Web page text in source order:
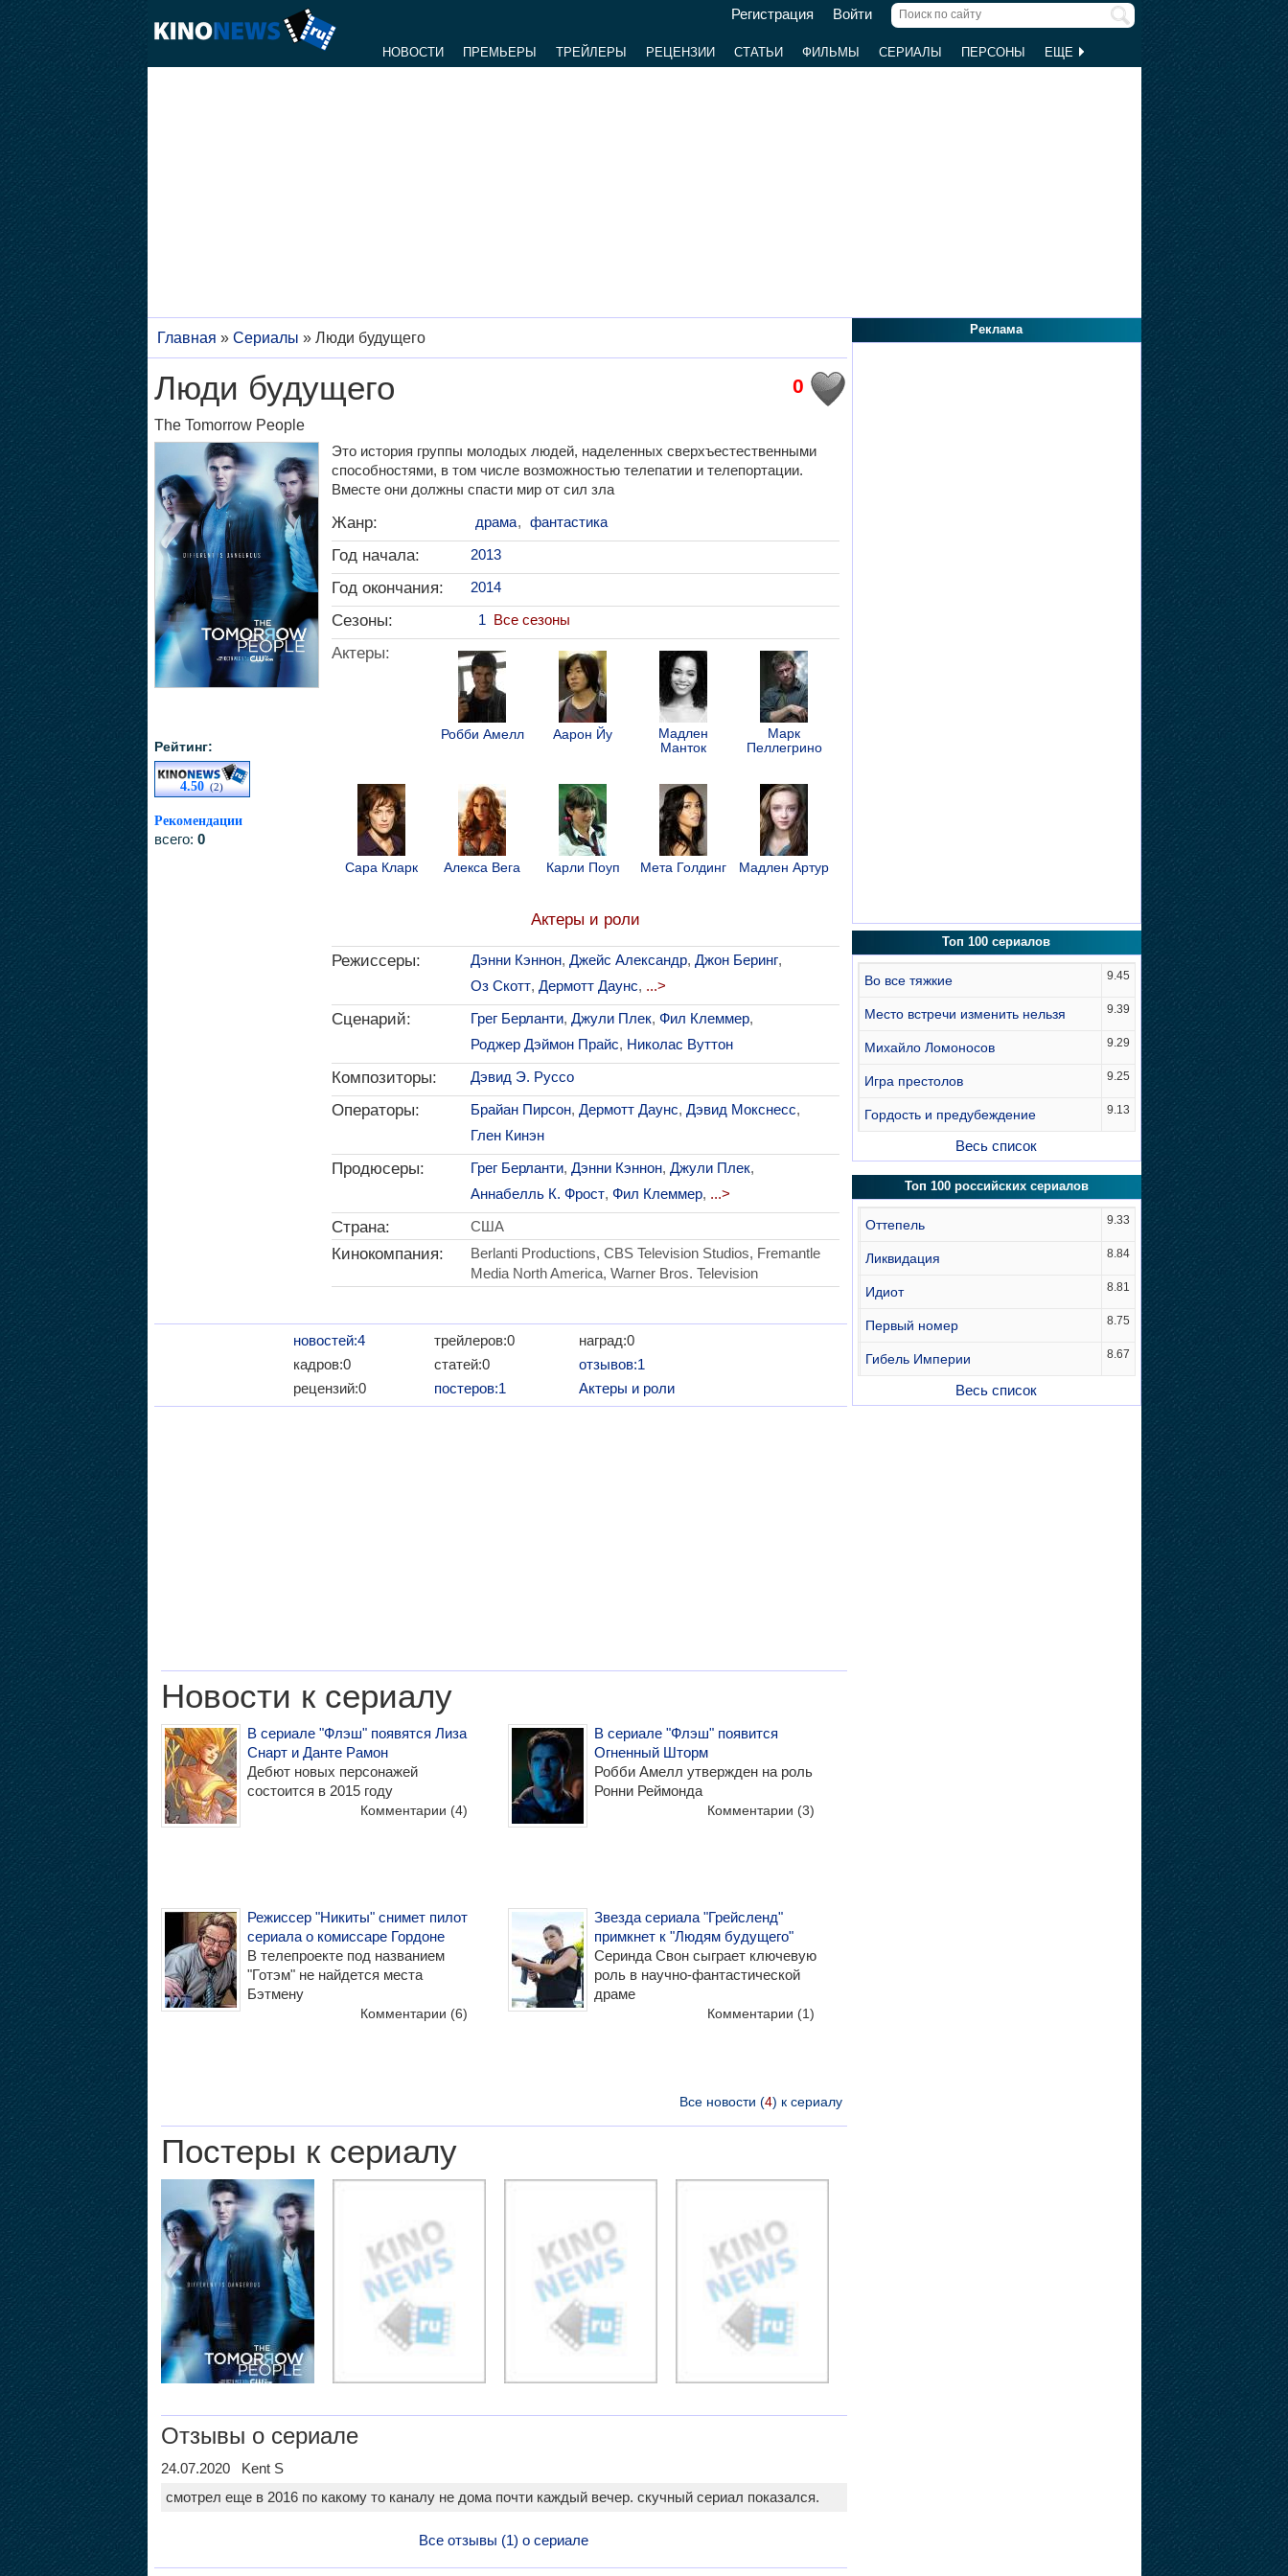
Регистрация Войти
НОВОСТИ ПРЕМЬЕРЫ ТРЕЙЛЕРЫ РЕЦЕНЗИИ СТАТЬИ ФИЛЬМЫ СЕРИАЛЫ ПЕРСОНЫ ЕЩЕ
Главная » Сериалы » Люди будущего
0
Люди будущего
The Tomorrow People
Рейтинг:
4.50 (2)
Рекомендации
всего: 0
Это история группы молодых людей, наделенных сверхъестественными
способностями, в том числе возможностью телепатии и телепортации.
Вместе они должны спасти мир от сил зла
Жанр: драма, фантастика
Год начала: 2013
Год окончания: 2014
Сезоны: 1 Все сезоны
Актеры:
Робби Амелл Аарон Йу
Мадлен
Манток
Марк
Пеллегрино
Сара Кларк Алекса Вега Карли Поуп Мета Голдинг Мадлен Артур
Актеры и роли
Режиссеры: Дэнни Кэннон, Джейс Александр, Джон Беринг,
Оз Скотт, Дермотт Даунс, ...>
Сценарий: Грег Берланти, Джули Плек, Фил Клеммер,
Роджер Дэймон Прайс, Николас Вуттон
Композиторы: Дэвид Э. Руссо
Операторы: Брайан Пирсон, Дермотт Даунс, Дэвид Мокснесс,
Глен Кинэн
Продюсеры: Грег Берланти, Дэнни Кэннон, Джули Плек,
Аннабелль К. Фрост, Фил Клеммер, ...>
Страна: США
Кинокомпания:
Berlanti Productions, CBS Television Studios, Fremantle
Media North America, Warner Bros. Television
новостей:4
кадров:0
рецензий:0
трейлеров:0
статей:0
постеров:1
наград:0
отзывов:1
Актеры и роли
Новости к сериалу
В сериале "Флэш" появятся Лиза
Снарт и Данте Рамон
Дебют новых персонажей
состоится в 2015 году
Комментарии (4)
В сериале "Флэш" появится
Огненный Шторм
Робби Амелл утвержден на роль
Ронни Реймонда
Комментарии (3)
Режиссер "Никиты" снимет пилот
сериала о комиссаре Гордоне
В телепроекте под названием
"Готэм" не найдется места
Бэтмену
Комментарии (6)
Звезда сериала "Грейсленд"
примкнет к "Людям будущего"
Серинда Свон сыграет ключевую
роль в научно-фантастической
драме
Комментарии (1)
Все новости (4) к сериалу
Постеры к сериалу
Отзывы о сериале
24.07.2020 Kent S
смотрел еще в 2016 по какому то каналу не дома почти каждый вечер. скучный сериал показался.
Все отзывы (1) о сериале
Реклама
Топ 100 сериалов
Во все тяжкие 9.45
Место встречи изменить нельзя 9.39
Михайло Ломоносов 9.29
Игра престолов 9.25
Гордость и предубеждение 9.13
Весь список
Топ 100 российских сериалов
Оттепель 9.33
Ликвидация 8.84
Идиот 8.81
Первый номер 8.75
Гибель Империи 8.67
Весь список